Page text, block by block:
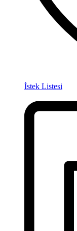
İstek Listesi